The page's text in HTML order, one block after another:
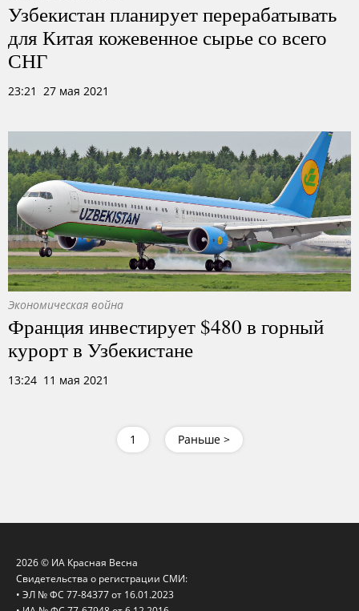
Узбекистан планирует перерабатывать
для Китая кожевенное сырье со всего
СНГ
23:21 27 мая 2021
Экономическая война
Франция инвестирует $480 в горный
курорт в Узбекистане
13:24 11 мая 2021
1 Раньше >
2026 © ИА Красная Весна
Свидетельства о регистрации СМИ:
• ЭЛ № ФС 77-84377 от 16.01.2023